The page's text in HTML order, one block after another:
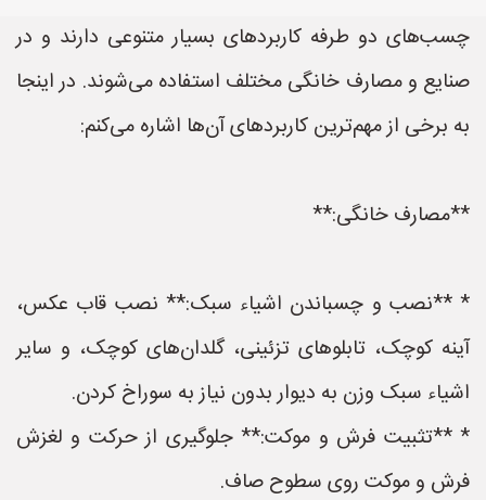
چسب‌های دو طرفه کاربردهای بسیار متنوعی دارند و در
صنایع و مصارف خانگی مختلف استفاده می‌شوند. در اینجا
به برخی از مهم‌ترین کاربردهای آن‌ها اشاره می‌کنم:
**مصارف خانگی:**
* **نصب و چسباندن اشیاء سبک:** نصب قاب عکس،
آینه کوچک، تابلوهای تزئینی، گلدان‌های کوچک، و سایر
اشیاء سبک وزن به دیوار بدون نیاز به سوراخ کردن.
* **تثبیت فرش و موکت:** جلوگیری از حرکت و لغزش
فرش و موکت روی سطوح صاف.